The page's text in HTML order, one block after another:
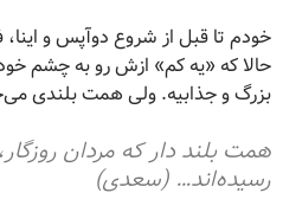
خودم تا قبل از شروع دوآپس و اینا،
حالا که «یه کم» ازش رو به چشم
بزرگ و جذابیه. ولی همت بلندی
همت بلند دار که مردان
رسیده‌اند… (سعدی)